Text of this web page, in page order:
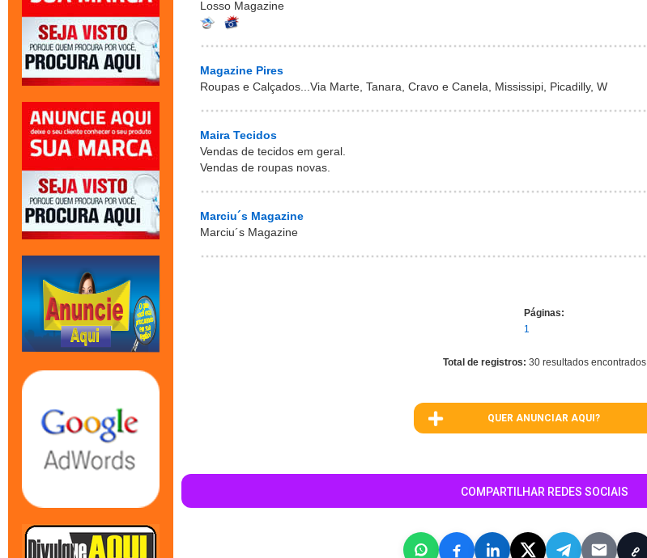
Losso Magazine
Magazine Pires
Roupas e Calçados...Via Marte, Tanara, Cravo e Canela, Mississipi, Picadilly, W
Maira Tecidos
Vendas de tecidos em geral.
Vendas de roupas novas.
Marciu´s Magazine
Marciu´s Magazine
Páginas:
1
Total de registros: 30 resultados encontrados
QUER ANUNCIAR AQUI?
COMPARTILHAR REDES SOCIAIS